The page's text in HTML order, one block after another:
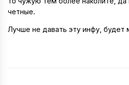
четные.
Лучше не давать эту инфу, будет